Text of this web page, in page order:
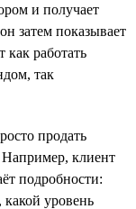
и получает
затем показывает
работать
так
продать
клиент
подробности:
какой уровень